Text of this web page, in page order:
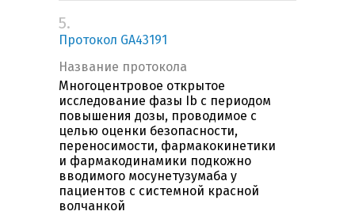
5.
Протокол GA43191
Название протокола
Многоцентровое открытое
исследование фазы Ib с периодом
повышения дозы, проводимое с
целью оценки безопасности,
переносимости, фармакокинетики
и фармакодинамики подкожно
вводимого мосунетузумаба у
пациентов с системной красной
волчанкой